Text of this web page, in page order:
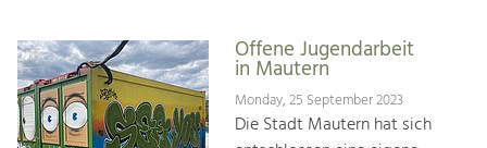
Offene Jugendarbeit
in Mautern
Monday, 25 September 2023
Die Stadt Mautern hat sich